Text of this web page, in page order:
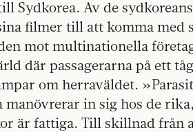
Sydkorea. Av de
filmer till att komma med
mot multinationella
där passagerarna på ett
om herraväldet.
in sig hos de
är fattiga. Till skillnad från